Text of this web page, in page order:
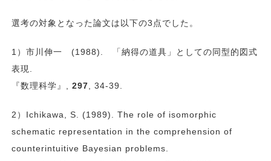
選考の対象となった論文は以下の3点でした。
1）市川伸一 (1988). 「納得の道具」としての同型的図式
表現.
『数理科学』,297 , 34-39.
2）Ichikawa, S. (1989). The role of isomorphic
schematic representation in the comprehension of
counterintuitive Bayesian problems.